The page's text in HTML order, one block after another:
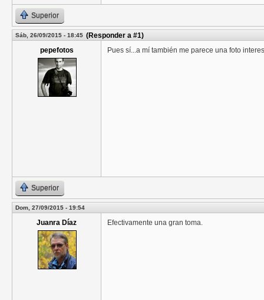
Superior
Sáb, 26/09/2015 - 18:45 (Responder a #1)
pepefotos
Pues sí...a mí también me parece una foto
Superior
Dom, 27/09/2015 - 19:54
Juanra Díaz Efectivamente una gran toma.